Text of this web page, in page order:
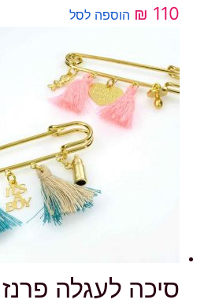
₪ 110 הוספה לסל
סיכה לעגלה פרנז